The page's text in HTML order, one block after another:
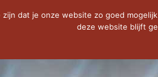
THE VICIOUS HEAD SOCIETY...
dat je onze website zo goed
deze website blijft